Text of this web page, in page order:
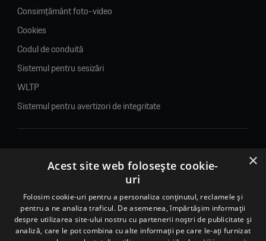
Consimțământ foto-video
Cookies
Codul de conduită
Sistemul pentru sesizări
WLTP
Sistemul pentru avertizori de integritate
© 2026. Porsche Inter Auto Romania. Toate drepturile rezervate.
Porsche Inter Auto Romania SRL
RO22188461 J2007002067233
B-dul Pipera, nr. 2, Sala 1, Etaj 2, Voluntari, jud.Ilfov - sediu
social
×
Acest site web folosește cookie-
uri
Folosim cookie-uri pentru a personaliza conținutul, reclamele și
pentru a ne analiza traficul. De asemenea, împărtășim informații
despre utilizarea site-ului nostru cu partenerii noștri de publicitate și
analiză, care le pot combina cu alte informații pe care le-ați furnizat